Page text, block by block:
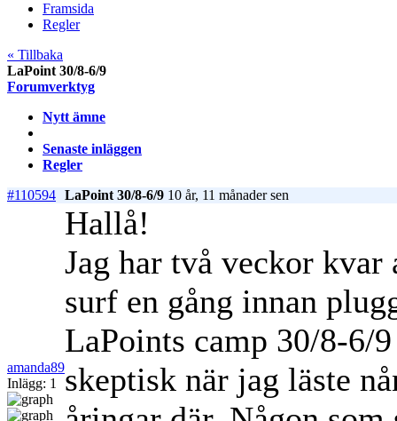
Framsida
Regler
« Tillbaka
LaPoint 30/8-6/9
Forumverktyg
Nytt ämne
Senaste inläggen
Regler
#110594 LaPoint 30/8-6/9 10 år, 11 månader sen
amanda89
Inlägg: 1
Hallå!
Jag har två veckor
surf en gång innan
LaPoints camp 30/8-6/
skeptisk när jag läste